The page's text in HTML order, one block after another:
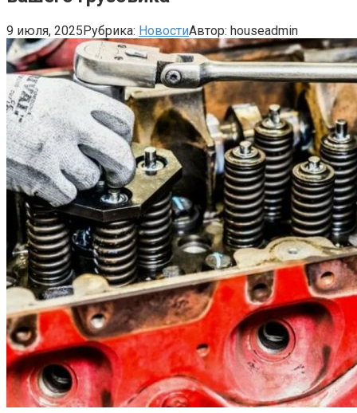
9 июля, 2025Рубрика: НовостиАвтор: houseadmin